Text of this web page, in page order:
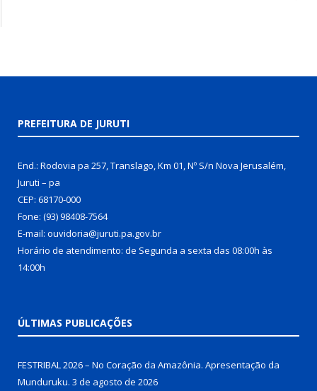
PREFEITURA DE JURUTI
End.: Rodovia pa 257, Translago, Km 01, Nº S/n Nova Jerusalém,
Juruti – pa
CEP: 68170-000
Fone: (93) 98408-7564
E-mail: ouvidoria@juruti.pa.gov.br
Horário de atendimento: de Segunda a sexta das 08:00h às
14:00h
ÚLTIMAS PUBLICAÇÕES
FESTRIBAL 2026 – No Coração da Amazônia. Apresentação da
Munduruku. 3 de agosto de 2026